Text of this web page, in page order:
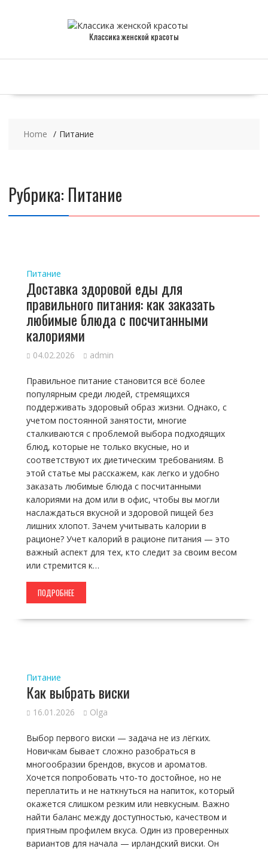
Классика женской красоты
Home Питание
Рубрика: Питание
Питание
Доставка здоровой еды для
правильного питания: как заказать
любимые блюда с посчитанными
калориями
04.02.2026 admin
Правильное питание становится всё более
популярным среди людей, стремящихся
поддерживать здоровый образ жизни. Однако, с
учетом постоянной занятости, многие
сталкиваются с проблемой выбора подходящих
блюд, которые не только вкусные, но и
соответствуют их диетическим требованиям. В
этой статье мы расскажем, как легко и удобно
заказать любимые блюда с посчитанными
калориями на дом или в офис, чтобы вы могли
наслаждаться вкусной и здоровой пищей без
лишних хлопот. Зачем учитывать калории в
рационе? Учет калорий в рационе питания — это
важный аспект для тех, кто следит за своим весом
или стремится к…
ПОДРОБНЕЕ
Питание
Как выбрать виски
16.01.2026 Olga
Выбор первого виски — задача не из лёгких.
Новичкам бывает сложно разобраться в
многообразии брендов, вкусов и ароматов.
Хочется попробовать что‑то достойное, но не
переплатить и не наткнуться на напиток, который
окажется слишком резким или невкусным. Важно
найти баланс между доступностью, качеством и
приятным профилем вкуса. Один из проверенных
вариантов для начала — ирландский виски. Он